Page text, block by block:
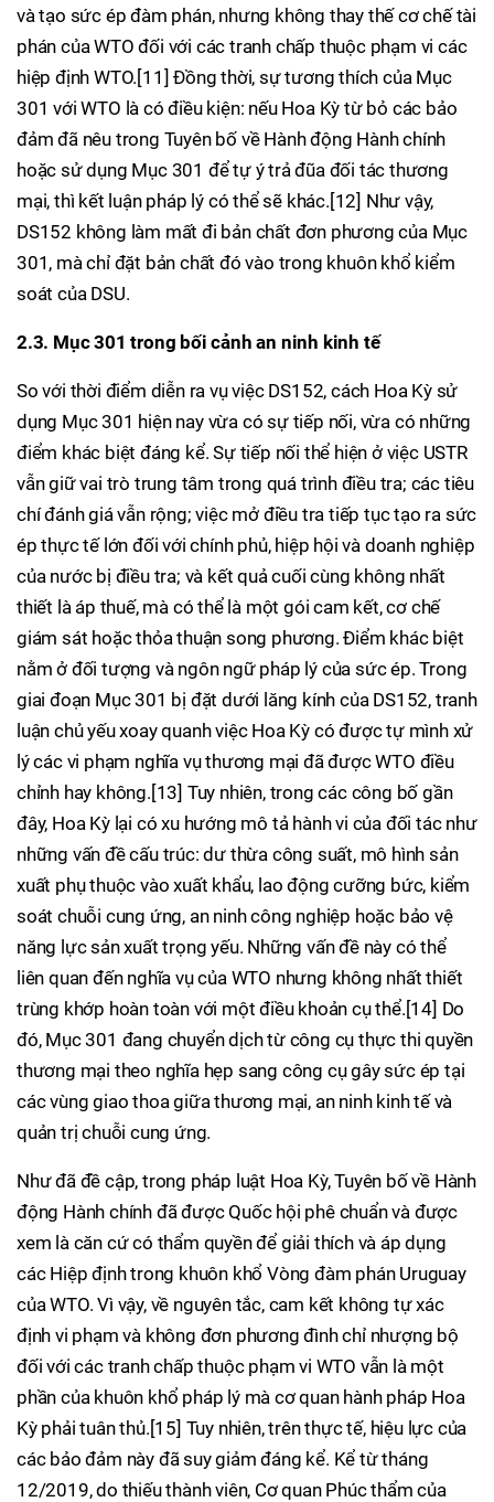
và tạo sức ép đàm phán, nhưng không thay thế cơ chế tài
phán của WTO đối với các tranh chấp thuộc phạm vi các
hiệp định WTO.[11] Đồng thời, sự tương thích của Mục
301 với WTO là có điều kiện: nếu Hoa Kỳ từ bỏ các bảo
đảm đã nêu trong Tuyên bố về Hành động Hành chính
hoặc sử dụng Mục 301 để tự ý trả đũa đối tác thương
mại, thì kết luận pháp lý có thể sẽ khác.[12] Như vậy,
DS152 không làm mất đi bản chất đơn phương của Mục
301, mà chỉ đặt bản chất đó vào trong khuôn khổ kiểm
soát của DSU.
2.3. Mục 301 trong bối cảnh an ninh kinh tế
So với thời điểm diễn ra vụ việc DS152, cách Hoa Kỳ sử
dụng Mục 301 hiện nay vừa có sự tiếp nối, vừa có những
điểm khác biệt đáng kể. Sự tiếp nối thể hiện ở việc USTR
vẫn giữ vai trò trung tâm trong quá trình điều tra; các tiêu
chí đánh giá vẫn rộng; việc mở điều tra tiếp tục tạo ra sức
ép thực tế lớn đối với chính phủ, hiệp hội và doanh nghiệp
của nước bị điều tra; và kết quả cuối cùng không nhất
thiết là áp thuế, mà có thể là một gói cam kết, cơ chế
giám sát hoặc thỏa thuận song phương. Điểm khác biệt
nằm ở đối tượng và ngôn ngữ pháp lý của sức ép. Trong
giai đoạn Mục 301 bị đặt dưới lăng kính của DS152, tranh
luận chủ yếu xoay quanh việc Hoa Kỳ có được tự mình xử
lý các vi phạm nghĩa vụ thương mại đã được WTO điều
chỉnh hay không.[13] Tuy nhiên, trong các công bố gần
đây, Hoa Kỳ lại có xu hướng mô tả hành vi của đối tác như
những vấn đề cấu trúc: dư thừa công suất, mô hình sản
xuất phụ thuộc vào xuất khẩu, lao động cưỡng bức, kiểm
soát chuỗi cung ứng, an ninh công nghiệp hoặc bảo vệ
năng lực sản xuất trọng yếu. Những vấn đề này có thể
liên quan đến nghĩa vụ của WTO nhưng không nhất thiết
trùng khớp hoàn toàn với một điều khoản cụ thể.[14] Do
đó, Mục 301 đang chuyển dịch từ công cụ thực thi quyền
thương mại theo nghĩa hẹp sang công cụ gây sức ép tại
các vùng giao thoa giữa thương mại, an ninh kinh tế và
quản trị chuỗi cung ứng.
Như đã đề cập, trong pháp luật Hoa Kỳ, Tuyên bố về Hành
động Hành chính đã được Quốc hội phê chuẩn và được
xem là căn cứ có thẩm quyền để giải thích và áp dụng
các Hiệp định trong khuôn khổ Vòng đàm phán Uruguay
của WTO. Vì vậy, về nguyên tắc, cam kết không tự xác
định vi phạm và không đơn phương đình chỉ nhượng bộ
đối với các tranh chấp thuộc phạm vi WTO vẫn là một
phần của khuôn khổ pháp lý mà cơ quan hành pháp Hoa
Kỳ phải tuân thủ.[15] Tuy nhiên, trên thực tế, hiệu lực của
các bảo đảm này đã suy giảm đáng kể. Kể từ tháng
12/2019, do thiếu thành viên, Cơ quan Phúc thẩm của